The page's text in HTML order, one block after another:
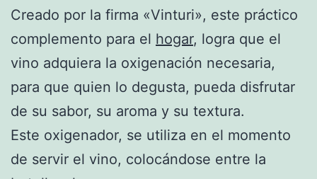
Creado por la firma «Vinturi», este práctico
complemento para el hogar, logra que el
vino adquiera la oxigenación necesaria,
para que quien lo degusta, pueda disfrutar
de su sabor, su aroma y su textura.
Este oxigenador, se utiliza en el momento
de servir el vino, colocándose entre la